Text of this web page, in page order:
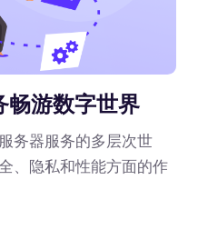
畅游数字世界
务器服务的多层次世
、隐私和性能方面的作